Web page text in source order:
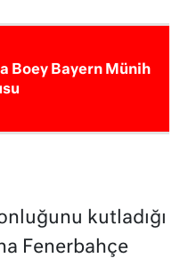
Boey Bayern Münih
kutladığı
Fenerbahçe